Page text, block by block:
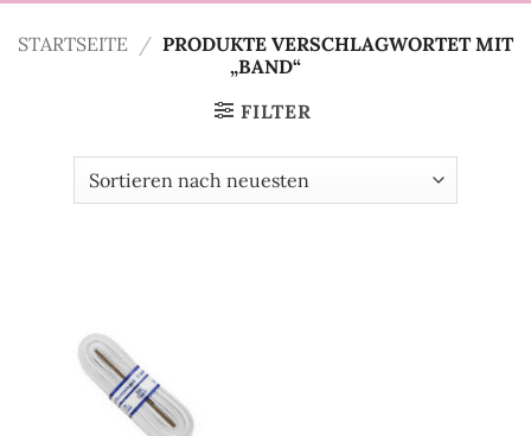
STARTSEITE / PRODUKTE VERSCHLAGWORTET MIT
„BAND“
FILTER